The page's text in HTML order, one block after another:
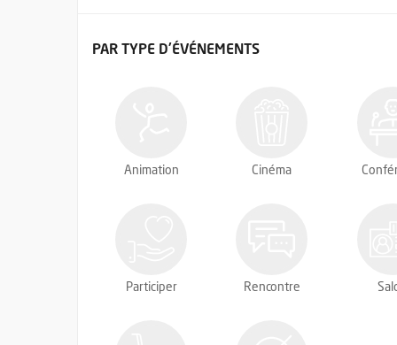
FILTRER LES ÉVÉNEMENTS
PAR TYPE D'ÉVÉNEMENTS
Animation Cinéma
Participer Rencontre